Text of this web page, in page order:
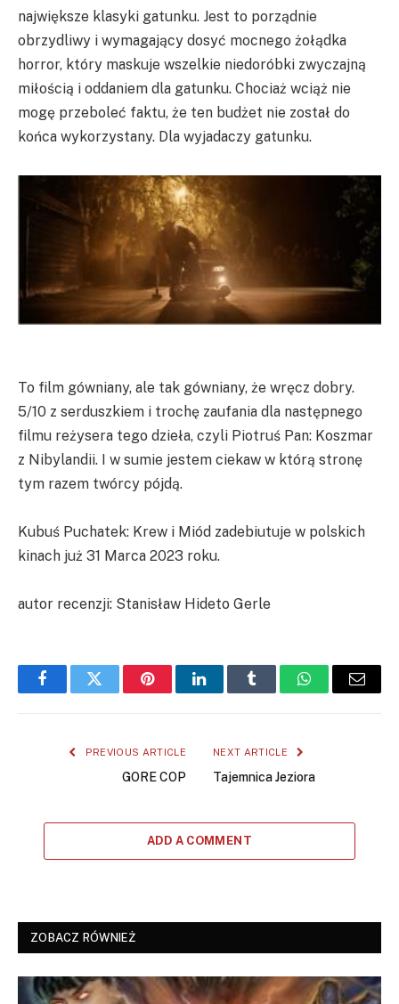
największe klasyki gatunku. Jest to porządnie
obrzydliwy i wymagający dosyć mocnego żołądka
horror, który maskuje wszelkie niedoróbki zwyczajną
miłością i oddaniem dla gatunku. Chociaż wciąż nie
mogę przeboleć faktu, że ten budżet nie został do
końca wykorzystany. Dla wyjadaczy gatunku.
To film gówniany, ale tak gówniany, że wręcz dobry.
5/10 z serduszkiem i trochę zaufania dla następnego
filmu reżysera tego dzieła, czyli Piotruś Pan: Koszmar
z Nibylandii. I w sumie jestem ciekaw w którą stronę
tym razem twórcy pójdą.
Kubuś Puchatek: Krew i Miód zadebiutuje w polskich
kinach już 31 Marca 2023 roku.
autor recenzji: Stanisław Hideto Gerle
FacebookTwitter PinterestLinkedInTumblr WhatsAppEmail
PREVIOUS ARTICLE
GORE COP
NEXT ARTICLE
Tajemnica Jeziora
ADD A COMMENT
ZOBACZ RÓWNIEŻ